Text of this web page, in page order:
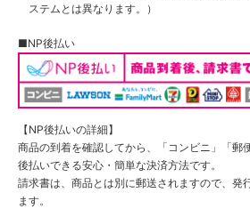
ステムとは異なります。）
■NP後払い
【NP後払いの詳細】
商品の到着を確認してから、「コンビニ」「郵
後払いできる安心・簡単な決済方法です。
請求書は、商品とは別に郵送されますので、発
ます。